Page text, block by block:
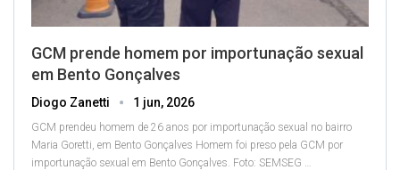
GCM prende homem por importunação sexual
em Bento Gonçalves
Diogo Zanetti 1 jun, 2026
GCM prendeu homem de 26 anos por importunação sexual no bairro
Maria Goretti, em Bento Gonçalves Homem foi preso pela GCM por
importunação sexual em Bento Gonçalves. Foto: SEMSEG